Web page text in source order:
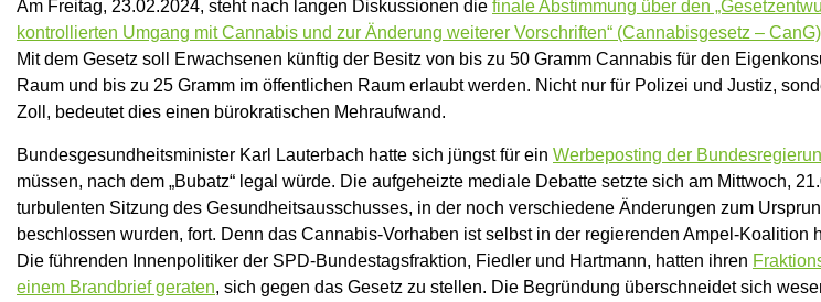
Am Freitag, 23.02.2024, steht nach langen Diskussionen die finale Abstimmung über den
kontrollierten Umgang mit Cannabis und zur Änderung weiterer Vorschriften“ (Cannabisgesetz – CanG)
Mit dem Gesetz soll Erwachsenen künftig der Besitz von bis zu 50 Gramm Cannabis für den
Raum und bis zu 25 Gramm im öffentlichen Raum erlaubt werden. Nicht nur für Polizei und Justiz,
Zoll, bedeutet dies einen bürokratischen Mehraufwand.
Bundesgesundheitsminister Karl Lauterbach hatte sich jüngst für ein Werbeposting der
müssen, nach dem „Bubatz“ legal würde. Die aufgeheizte mediale Debatte setzte sich am Mittwoch,
turbulenten Sitzung des Gesundheitsausschusses, in der noch verschiedene Änderungen zum
beschlossen wurden, fort. Denn das Cannabis-Vorhaben ist selbst in der regierenden Ampel-Koalition
Die führenden Innenpolitiker der SPD-Bundestagsfraktion, Fiedler und Hartmann, hatten ihren
einem Brandbrief geraten, sich gegen das Gesetz zu stellen. Die Begründung überschneidet sich